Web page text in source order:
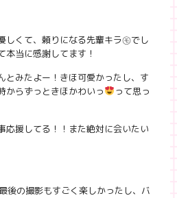
しくて、頼りになる先輩キラ㋲でし
本当に感謝してます！
とみたよー！きほ可愛かったし、す
からずっときほかわいっ
って思っ
応援してる！！また絶対に会いたい
最後の撮影もすごく楽しかったし、バ